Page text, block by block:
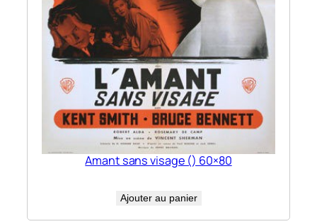
Amant sans visage () 60×80
Ajouter au panier